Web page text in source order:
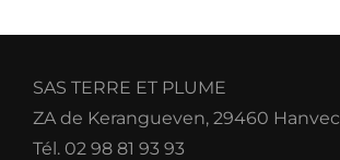
SAS TERRE ET PLUME
ZA de Kerangueven, 29460 Hanvec
Tél. 02 98 81 93 93